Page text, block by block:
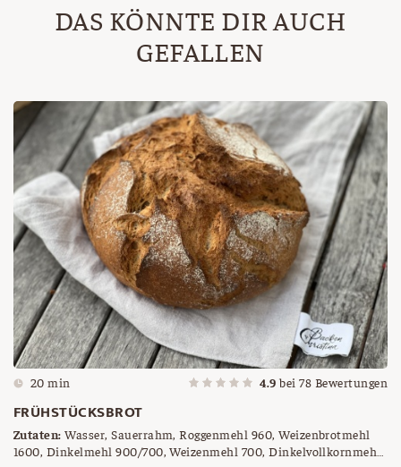
DAS KÖNNTE DIR AUCH
GEFALLEN
20 min 4.9 bei78 Bewertungen
FRÜHSTÜCKSBROT
Zutaten: Wasser, Sauerrahm, Roggenmehl 960, Weizenbrotmehl
1600, Dinkelmehl 900/700, Weizenmehl 700, Dinkelvollkornmehl,